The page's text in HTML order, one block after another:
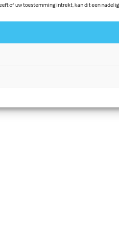
of uw toestemming intrekt, kan dit een